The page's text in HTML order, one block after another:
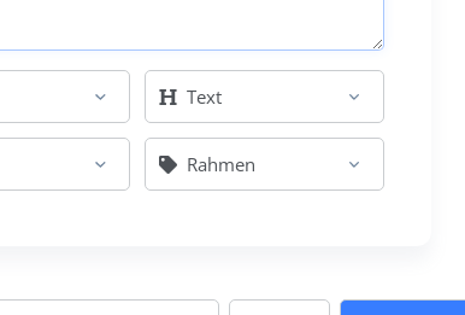
Text
Rahmen